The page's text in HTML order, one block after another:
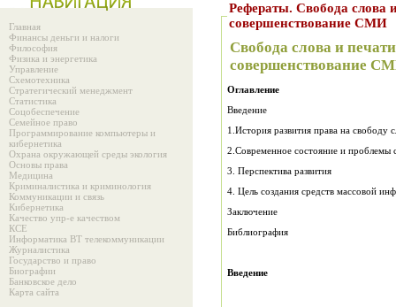
Главная
Финансы деньги и налоги
Философия
Физика и энергетика
Управление
Схемотехника
Стратегический менеджмент
Статистика
Соцобеспечение
Семейное право
Программирование компьютеры и
кибернетика
Охрана окружающей среды экология
Основы права
Медицина
Криминалистика и криминология
Коммуникации и связь
Кибернетика
Качество упр-е качеством
КСЕ
Информатика ВТ телекоммуникации
Журналистика
Государство и право
Биографии
Банковское дело
Карта сайта
Рефераты. Свобода слова и печати, конституционное
совершенствование СМИ
Свобода слова и
совершенствование
Оглавление
Введение
1.История развития права на свободу
2.Современное состояние и проблемы
3. Перспектива развития
4. Цель создания средств массовой
Заключение
Библиография
Введение